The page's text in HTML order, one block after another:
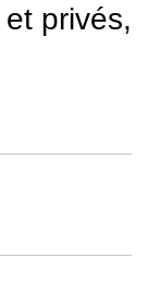
privés,